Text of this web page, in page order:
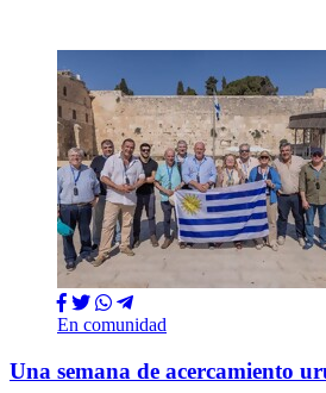
En comunidad
Una semana de acercamiento